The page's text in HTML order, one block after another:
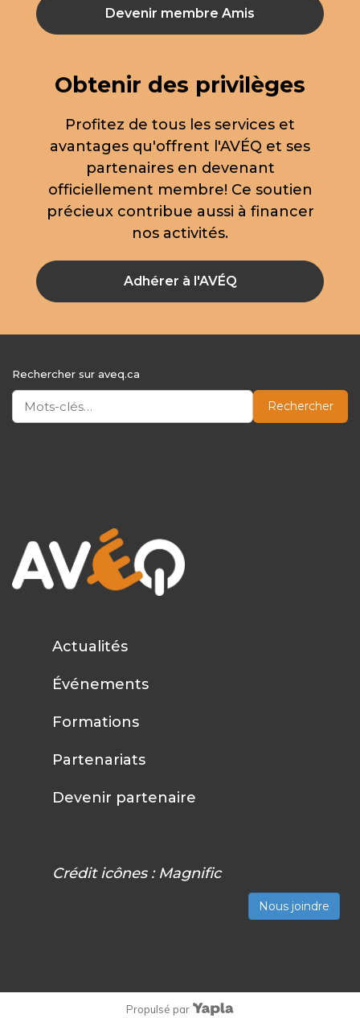
Devenir membre Amis
Obtenir des privilèges
Profitez de tous les services et
avantages qu'offrent l'AVÉQ et ses
partenaires en devenant
officiellement membre! Ce soutien
précieux contribue aussi à financer
nos activités.
Adhérer à l'AVÉQ
Rechercher sur aveq.ca
Rechercher
Actualités
Événements
Formations
Partenariats
Devenir partenaire
Crédit icônes : Magnific
Nous joindre
Propulsé par